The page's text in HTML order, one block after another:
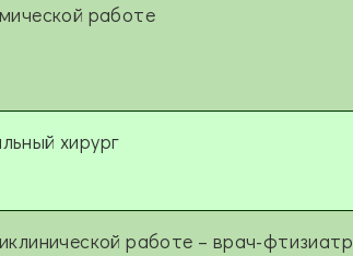
работе
хирург
работе – врач-фтизиатр